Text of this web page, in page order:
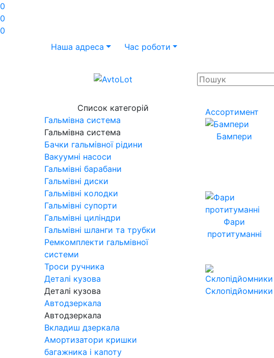
0
0
0
Наша адреса
Час роботи
Список категорій
Гальмівна система
Гальмівна система
Бачки гальмівної рідини
Вакуумні насоси
Гальмівні барабани
Гальмівні диски
Гальмівні колодки
Гальмівні супорти
Гальмівні циліндри
Гальмівні шланги та трубки
Ремкомплекти гальмівної
системи
Троси ручника
Деталі кузова
Деталі кузова
Автодзеркала
Автодзеркала
Вкладиш дзеркала
Амортизатори кришки
багажника і капоту
Ассортимент
Бампери
Фари
протитуманні
Склопідйомники